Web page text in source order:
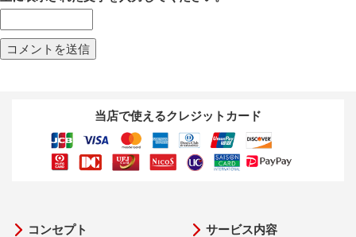
当店で使えるクレジットカード
コンセプト サービス内容